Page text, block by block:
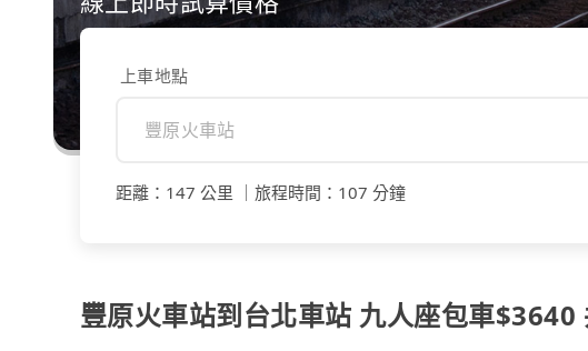
上車地點
距離 ： 147 公里 旅程時間 ： 107 分鐘
豐原火車站到台北車站 九人座包車$3640